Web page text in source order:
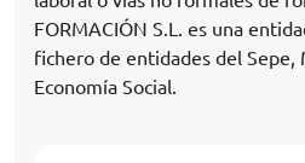
FORMACIÓN S.L. es una
fichero de entidades del Sepe,
Economía Social.